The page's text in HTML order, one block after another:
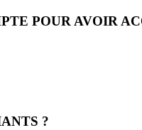
POUR AVOIR
?